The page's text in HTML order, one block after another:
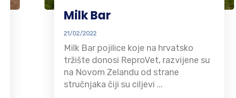
Milk Bar
21/02/2022
Milk Bar pojilice koje na hrvatsko
tržište donosi ReproVet, razvijene su
na Novom Zelandu od strane
stručnjaka čiji su ciljevi ...